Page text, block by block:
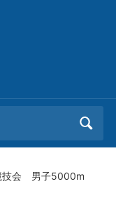
技会 男子5000m